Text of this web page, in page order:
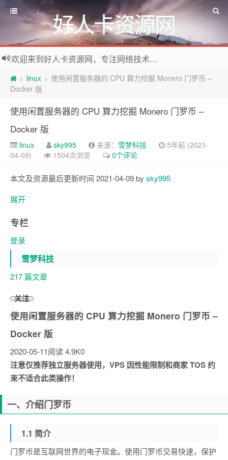
好人卡资源网
欢迎来到好人卡资源网，专注网络技术资源收集，我们不仅是网络资源的搬运工，也生产原创资源。寻找资源请留言或关注公众号:烈日下的男人
> linux > 使用闲置服务器的 CPU 算力挖掘 Monero 门罗币 –
Docker 版
使用闲置服务器的 CPU 算力挖掘 Monero 门罗币 –
Docker 版
linux sky995 来源： 雪梦科技
5年前 (2021-
04-09)
1504次浏览 0个评论
本文及资源最后更新时间 2021-04-09 by sky995
展开
专栏
登录
雪梦科技
217 篇文章
关注
使用闲置服务器的 CPU 算力挖掘 Monero 门罗币 –
Docker 版
2020-05-11阅读 4.9K0
注意仅推荐独立服务器使用，VPS 因性能限制和商家 TOS 约
束不适合此类操作！
一、介绍门罗币
1.1 简介
门罗币是互联网世界的电子现金。使用门罗币交易快速，保护